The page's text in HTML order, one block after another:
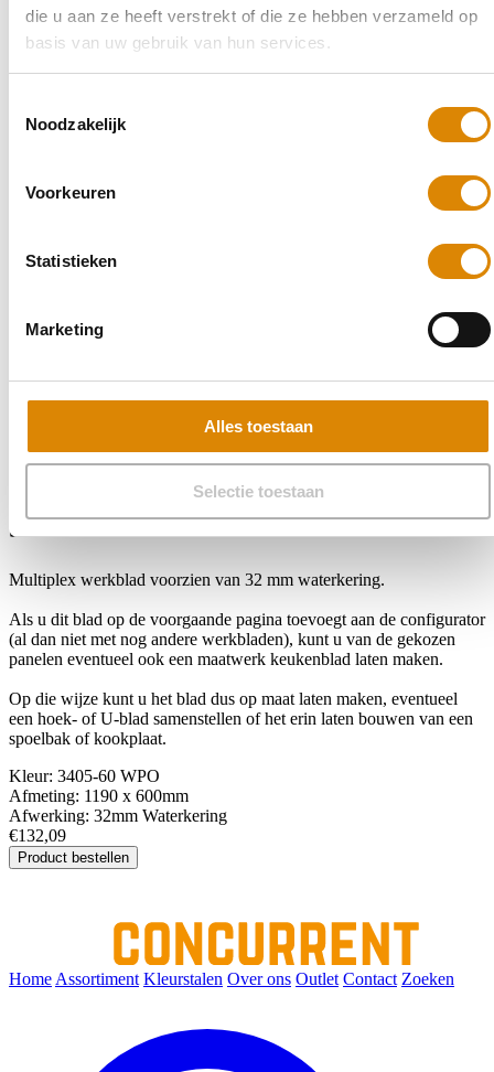
die u aan ze heeft verstrekt of die ze hebben verzameld op
basis van uw gebruik van hun services.
Noodzakelijk
Voorkeuren
Statistieken
Marketing
Alles toestaan
Selectie toestaan
3405-60 WPO
Multiplex werkblad voorzien van 32 mm waterkering.
Als u dit blad op de voorgaande pagina toevoegt aan de configurator
(al dan niet met nog andere werkbladen), kunt u van de gekozen
panelen eventueel ook een maatwerk keukenblad laten maken.
Op die wijze kunt u het blad dus op maat laten maken, eventueel
een hoek- of U-blad samenstellen of het erin laten bouwen van een
spoelbak of kookplaat.
Kleur: 3405-60 WPO
Afmeting: 1190 x 600mm
Afwerking: 32mm Waterkering
€132,09
Product bestellen
Home Assortiment Kleurstalen Over ons Outlet Contact Zoeken